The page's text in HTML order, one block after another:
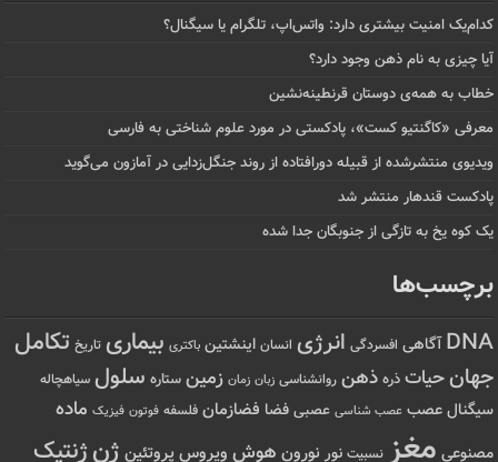
کدام‌یک امنیت بیشتری دارد: واتس‌اپ، تلگرام یا سیگنال؟
آیا چیزی به نام ذهن وجود دارد؟
خطاب به همه‌ی دوستان قرنطینه‌نشین
معرفی «کاگنتیو کست»، پادکستی در مورد علوم شناختی به فارسی
ویدیوی منتشرشده از قبیله دورافتاده‌ از روند جنگل‌زدایی در آمازون می‌گوید
پادکست قندهار منتشر شد
یک کوه یخ به تازگی از جنوبگان جدا شده
برچسب‌ها
DNA آگاهی افسردگی انرژی انسان اینشتین باکتری بیماری تاریخ تکامل
جهانحیات ذره ذهن روانشناسی زبان زمان زمین ستاره سلول سیاهچاله
سیگنال عصب عصب شناسی عصبی فضا فضازمان فلسفه فوتون فیزیک ماده
مصنوعی مغز نسبیت نور نورون هوش ویروس پروتئین ژنژنتیک